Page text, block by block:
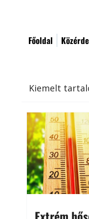
Főoldal
Kiemelt